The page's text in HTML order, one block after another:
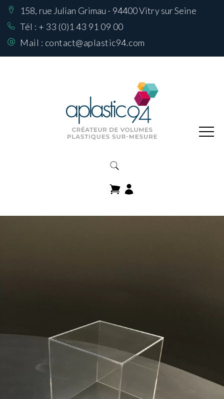
Nos Réalisations
sur mesure
Produits
Comment choisir
sa matière
Contactez-nous
158, rue Julian Grimau - 94400 Vitry sur Seine
Tél : + 33 (0)1 43 91 09 00
Mail : contact@aplastic94.com